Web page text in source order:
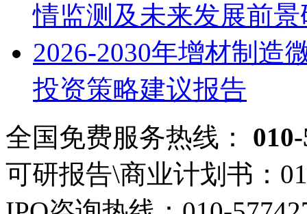
情监测及未来发展前
2026-2030年增材制造
投资策略建议报告
全国免费服务热线：
可研报告\商业计划书：